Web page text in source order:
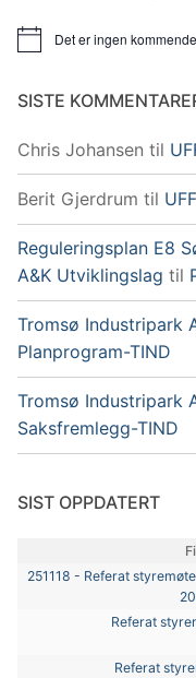
MerknadDet er ingen
SISTE
Chris Johansen til
Berit Gjerdrum til
Reguleringsplan E8
A&K Utviklingslag til
Tromsø Industripark
Planprogram-TIND
Tromsø Industripark
Saksfremlegg-TIND
SIST OPPDATERT
251118 - Referat
Referat
Referat